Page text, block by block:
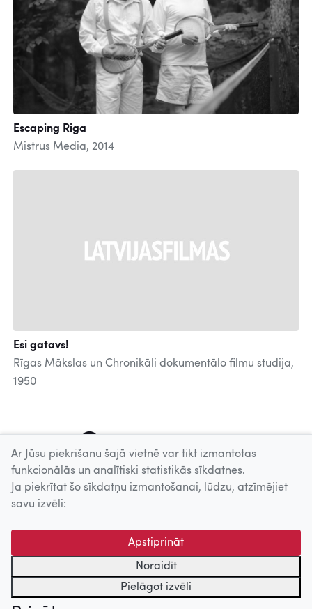
Escaping Riga
Mistrus Media, 2014
Esi gatavs!
Rīgas Mākslas un Chronikāli dokumentālo filmu studija,
1950
Uz augšu
© 2026 Nacionālais Kino centrs, Kultūras informācijas sistēmu
centrs. Sadarbības partneris: Latvijas Valsts
kinofotofonodokumentu arhīvs.
Ar Jūsu piekrišanu šajā vietnē var tikt izmantotas
funkcionālās un analītiski statistikās sīkdatnes.
Ja piekrītat šo sīkdatņu izmantošanai, lūdzu, atzīmējiet
savu izvēli:
Apstiprināt
Noraidīt
Pielāgot izvēli